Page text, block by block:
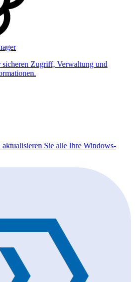
Zugriff, Verwaltung und
Sie alle Ihre Windows-